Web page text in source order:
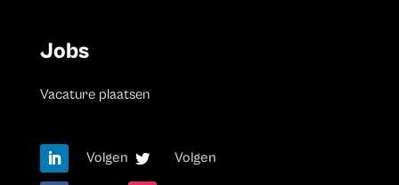
Jobs
Vacature plaatsen
Volgen Volgen